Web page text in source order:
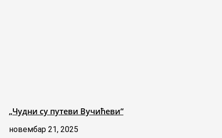
„Чудни су путеви Вучићеви“
новембар 21, 2025